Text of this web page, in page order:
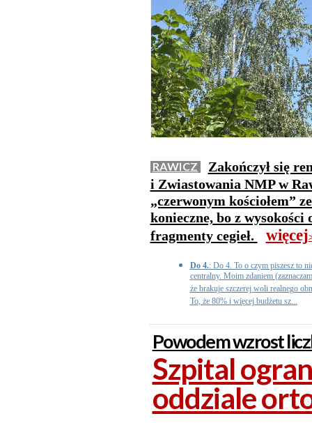
RAWICZ
Zakończył się
i Zwiastowania NMP w
„czerwonym kościołem”
konieczne, bo z wysokości
fragmenty cegieł.
więcej
Do 4.: Do 4. To o czym piszesz to
centralny. Moim zdaniem
że brakuje szczerej woli realnego
To, że 80% i więcej budżetu sz...
Powodem wzrost
Szpital
oddziale